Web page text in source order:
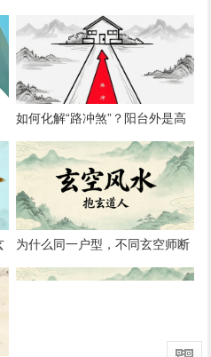
由你的日常动线决定
如何化解“路冲煞”？阳台外是高
架桥如何调整
为什么同一户型，不同玄空师断
验结果迥异？论心法与传承差异